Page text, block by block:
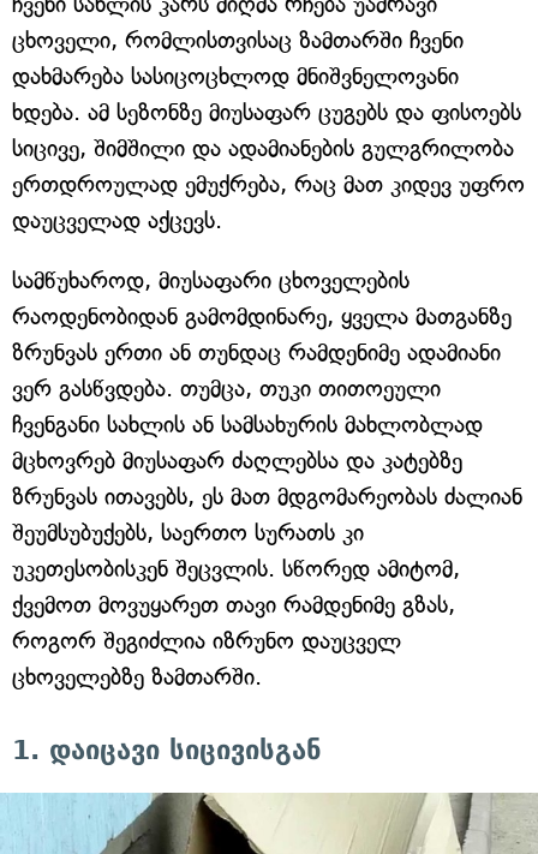
ცხოველი, რომლისთვისაც ზამთარში ჩვენი
დახმარება სასიცოცხლოდ მნიშვნელოვანი
ხდება. ამ სეზონზე მიუსაფარ ცუგებს და ფისოებს
სიცივე, შიმშილი და ადამიანების გულგრილობა
ერთდროულად ემუქრება, რაც მათ კიდევ უფრო
დაუცველად აქცევს.
სამწუხაროდ, მიუსაფარი ცხოველების
რაოდენობიდან გამომდინარე, ყველა მათგანზე
ზრუნვას ერთი ან თუნდაც რამდენიმე ადამიანი
ვერ გასწვდება. თუმცა, თუკი თითოეული
ჩვენგანი სახლის ან სამსახურის მახლობლად
მცხოვრებ მიუსაფარ ძაღლებსა და კატებზე
ზრუნვას ითავებს, ეს მათ მდგომარეობას ძალიან
შეუმსუბუქებს, საერთო სურათს კი
უკეთესობისკენ შეცვლის. სწორედ ამიტომ,
ქვემოთ მოვუყარეთ თავი რამდენიმე გზას,
როგორ შეგიძლია იზრუნო დაუცველ
ცხოველებზე ზამთარში.
1. დაიცავი სიცივისგან